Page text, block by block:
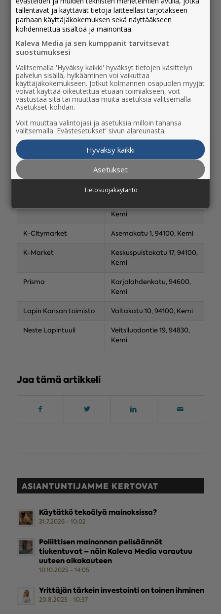
Rovaniemi
K-Market Sinettä
Sinetänsalmentie 8, 97220,
K-Market Muurola
Lounais-Lappi
LIIKE
Kaupungintalo Valtakatu 26, 94100, Kemi
Kauppakatu 25, 94100,
Kemi
Kirkkopuistokatu 11, 94100,
Kemi
K-Citymarket Asemakatu 1, 94100, Kemi
K-Market
Keskuspuistokatu 17, 94100,
Kemi
Prisma
Karjalahdenkatu, 94600,
Kemi
Lapin Kansan toimisto Valtakatu 10, 94100, Kemi
Neste Lapintuuli
Veitsiluodontie 19, 94830,
Kemi
Jaa tämä artikkeli
ASIANTUNTIJAMME KERTOVAT
Käytätkö tekoälyä mainoksissa?
31.7.2026 - 10:02
Poliittisen mainonnan pelisäännöt
tiukentuvat – näin Kaleva Media varautuu
uuteen aikakauteen
10.10.2025 - 14:05
Yrittäjän tärkein investointi on toinen ihminen
20.8.2025 - 10:37
tallentavat ja käyttävät tietoja laitteellasi tarjotakseen
parhaan käyttäjäkokemuksen sekä näyttääkseen
kohdennettua sisältöä ja mainontaa.
Kaleva Media ja sen kumppanit tarvitsevat
suostumuksesi
Valitsemalla 'Hyväksy kaikki' hyväksyt tietojen käsittelyn
palvelun sisällä, hylkääminen voi vaikuttaa
käyttäjäkokemukseen. Jotkut kolmannen osapuolen myyjät
voivat käyttää oikeutettua etuaan toimiakseen, voit
vastustaa sitä tai muuttaa muita asetuksia valitsemalla
Asetukset-kohdan.
Voit muuttaa valintojasi ja asetuksia milloin tahansa
valitsemalla 'Evästesetukset' sivun alareunasta.
Hyväksy kaikki
Asetukset
Tietosuojakäytäntö